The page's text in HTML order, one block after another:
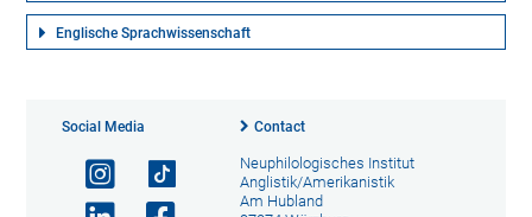
Englische Sprachwissenschaft
Social Media Contact
Neuphilologisches Institut
Anglistik/Amerikanistik
Am Hubland